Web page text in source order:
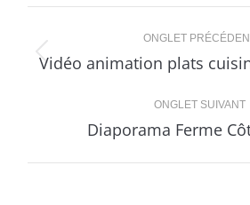
Navigation
de
commentaire
ONGLET
Onglet
Vidéo animation plats
ONGLET SUIVANT
Projets
Diaporama Ferme